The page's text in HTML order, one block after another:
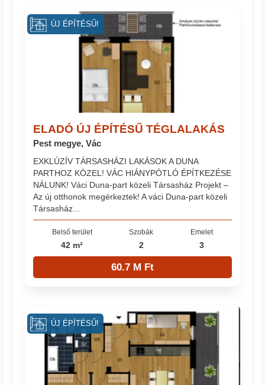
ELADÓ ÚJ ÉPÍTÉSŰ TÉGLALAKÁS
Pest megye, Vác
EXKLÚZÍV TÁRSASHÁZI LAKÁSOK A DUNA
PARTHOZ KÖZEL! VÁC HIÁNYPÓTLÓ ÉPÍTKEZÉSE
NÁLUNK! Váci Duna-part közeli Társasház Projekt –
Az új otthonok megérkeztek! A váci Duna-part közeli
Társasház...
Belső terület
42 m²
Szobák
2
Emelet
3
60.7 M Ft
ÚJ ÉPÍTÉSŰ!
ÚJ ÉPÍTÉSŰ!